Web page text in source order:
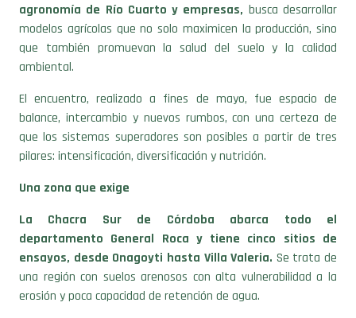
agronomía de Río Cuarto y empresas, busca desarrollar
modelos agrícolas que no solo maximicen la producción, sino
que también promuevan la salud del suelo y la calidad
ambiental.
El encuentro, realizado a fines de mayo, fue espacio de
balance, intercambio y nuevos rumbos, con una certeza de
que los sistemas superadores son posibles a partir de tres
pilares: intensificación, diversificación y nutrición.
Una zona que exige
La Chacra Sur de Córdoba abarca todo el
departamento General Roca y tiene cinco sitios de
ensayos, desde Onagoyti hasta Villa Valeria. Se trata de
una región con suelos arenosos con alta vulnerabilidad a la
erosión y poca capacidad de retención de agua.